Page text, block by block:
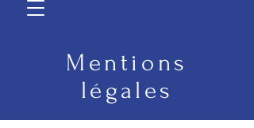
Mentions
légales